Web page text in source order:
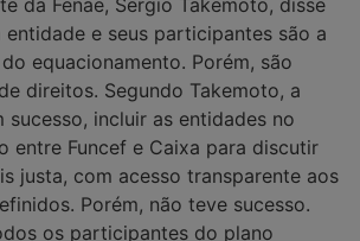
e seus participantes são a
equacionamento. Porém, são
direitos. Segundo Takemoto, a
sucesso, incluir as entidades no
entre Funcef e Caixa para discutir
justa, com acesso transparente aos
Porém, não teve sucesso.
os participantes do plano